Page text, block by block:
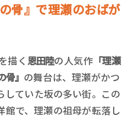
骨』で理瀬のおばが
描く恩田陸の人気作 「理瀬
骨』 の舞台は、理瀬がかつ
していた坂の多い街。この
で、理瀬の祖母が転落し